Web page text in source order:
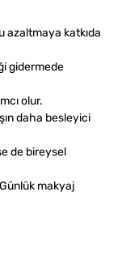
azaltmaya katkıda
gidermede
olur.
daha besleyici
de bireysel
makyaj